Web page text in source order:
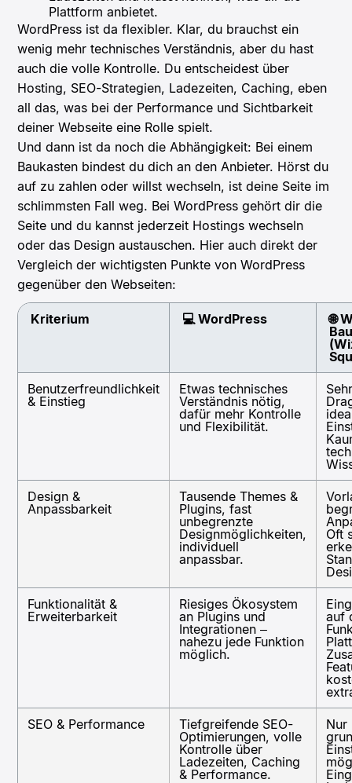
Plattform anbietet.
WordPress ist da flexibler. Klar, du brauchst ein
wenig mehr technisches Verständnis, aber du hast
auch die volle Kontrolle. Du entscheidest über
Hosting, SEO-Strategien, Ladezeiten, Caching, eben
all das, was bei der Performance und Sichtbarkeit
deiner Webseite eine Rolle spielt.
Und dann ist da noch die Abhängigkeit: Bei einem
Baukasten bindest du dich an den Anbieter. Hörst du
auf zu zahlen oder willst wechseln, ist deine Seite im
schlimmsten Fall weg. Bei WordPress gehört dir die
Seite und du kannst jederzeit Hostings wechseln
oder das Design austauschen. Hier auch direkt der
Vergleich der wichtigsten Punkte von WordPress
gegenüber den Webseiten:
Kriterium 💻 WordPress
🌐
Benutzerfreundlichkeit
& Einstieg
Etwas technisches
Verständnis nötig,
dafür mehr Kontrolle
und Flexibilität.
Design &
Anpassbarkeit
Tausende Themes &
Plugins, fast
unbegrenzte
Designmöglichkeiten,
individuell
anpassbar.
Oft
Funktionalität &
Erweiterbarkeit
Riesiges Ökosystem
an Plugins und
Integrationen –
nahezu jede Funktion
möglich.
auf
SEO & Performance
Tiefgreifende SEO-
Optimierungen, volle
Kontrolle über
Ladezeiten, Caching
& Performance.
Nur